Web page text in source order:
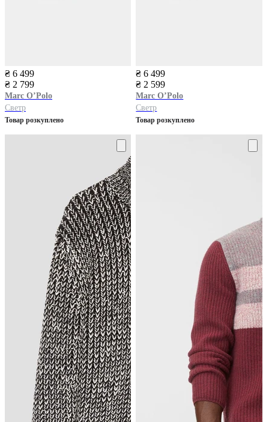
₴ 6 499
₴ 2 799
Marc O’Polo
Светр
Товар розкуплено
₴ 6 499
₴ 2 599
Marc O’Polo
Светр
Товар розкуплено